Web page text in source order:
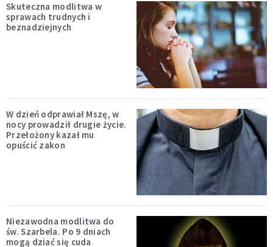
Skuteczna modlitwa w
sprawach trudnych i
beznadziejnych
W dzień odprawiał Mszę, w
nocy prowadził drugie życie.
Przełożony kazał mu
opuścić zakon
Niezawodna modlitwa do
św. Szarbela. Po 9 dniach
mogą dziać się cuda